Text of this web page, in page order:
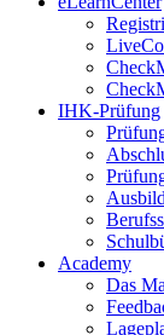
IHK-Prüfung
Academy
Das